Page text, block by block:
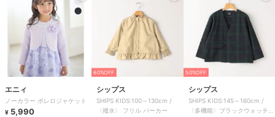
エニィ
ノーカラー ボレロジャケット
¥ 5,990
60%OFF
シップス
SHIPS KIDS:100～130cm /
〈撥水〉 フリル パーカー
50%OFF
シップス
SHIPS KIDS:145～160cm /
〈多機能〉ブラックウォッチ